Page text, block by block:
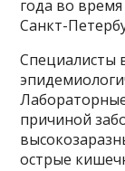
года во
Санкт-
Специалисты
причиной
острые